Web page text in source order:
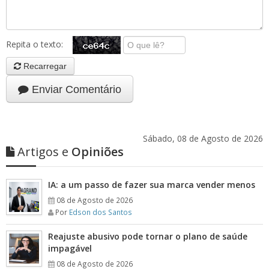
Repita o texto:
Recarregar
Enviar Comentário
Sábado, 08 de Agosto de 2026
Artigos e Opiniões
IA: a um passo de fazer sua marca vender menos
08 de Agosto de 2026
Por Edson dos Santos
Reajuste abusivo pode tornar o plano de saúde
impagável
08 de Agosto de 2026